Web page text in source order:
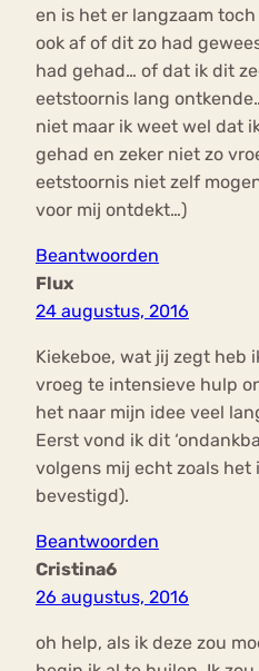
en is het er langzaam
ook af of dit zo had
had gehad… of dat ik dit
eetstoornis lang
niet maar ik weet wel dat
gehad en zeker niet zo
eetstoornis niet zelf
voor mij ontdekt…)
Beantwoorden
Flux
24 augustus, 2016
Kiekeboe, wat jij zegt heb
vroeg te intensieve hulp
het naar mijn idee veel
Eerst vond ik dit
volgens mij echt zoals het
bevestigd).
Beantwoorden
Cristina6
26 augustus, 2016
oh help, als ik deze zou